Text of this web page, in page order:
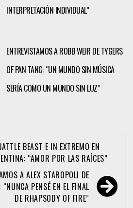
INTERPRETACIÓN INDIVIDUAL”
ENTREVISTAMOS A ROBB WEIR DE TYGERS
OF PAN TANG: “UN MUNDO SIN MÚSICA
SERÍA COMO UN MUNDO SIN LUZ”
BEAST E IN EXTREMO EN
“AMOR POR LAS RAÍCES”
A ALEX STAROPOLI DE
PENSÉ EN EL FINAL
DE RHAPSODY OF FIRE”